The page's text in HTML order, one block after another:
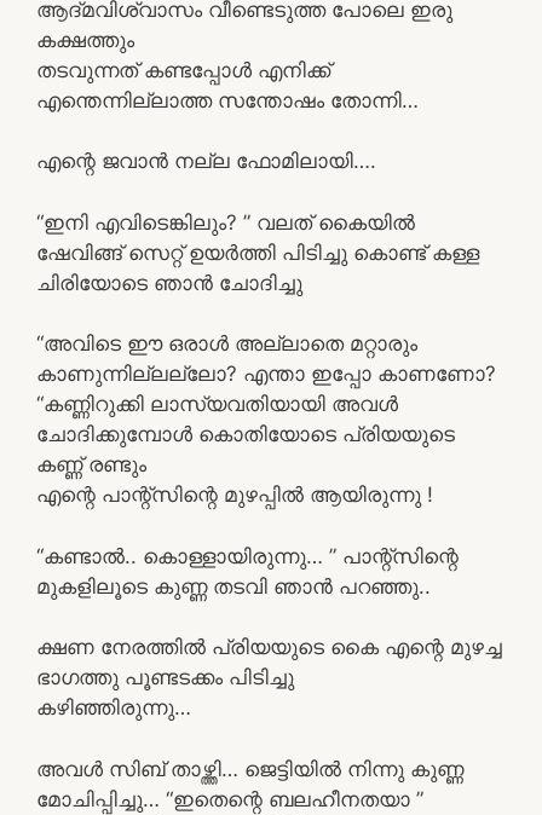
ആദ്മവിശ്വാസം വീണ്ടെടുത്ത പോലെ ഇരു
കക്ഷത്തും
തടവുന്നത് കണ്ടപ്പോൾ എനിക്ക്
എന്തെന്നില്ലാത്ത സന്തോഷം തോന്നി…
എന്റെ ജവാൻ നല്ല ഫോമിലായി….
“ഇനി എവിടെങ്കിലും? ” വലത് കൈയിൽ
ഷേവിങ്ങ് സെറ്റ് ഉയർത്തി പിടിച്ചു കൊണ്ട് കള്ള
ചിരിയോടെ ഞാൻ ചോദിച്ചു
“അവിടെ ഈ ഒരാൾ അല്ലാതെ മറ്റാരും
കാണുന്നില്ലല്ലോ? എന്താ ഇപ്പോ കാണണോ?
“കണ്ണിറുക്കി ലാസ്യവതിയായി അവൾ
ചോദിക്കുമ്പോൾ കൊതിയോടെ പ്രിയയുടെ
കണ്ണ് രണ്ടും
എന്റെ പാന്റ്സിന്റെ മുഴപ്പിൽ ആയിരുന്നു !
“കണ്ടാൽ.. കൊള്ളായിരുന്നു… ” പാന്റ്സിന്റെ
മുകളിലൂടെ കുണ്ണ തടവി ഞാൻ പറഞ്ഞു..
ക്ഷണ നേരത്തിൽ പ്രിയയുടെ കൈ എന്റെ മുഴച്ച
ഭാഗത്തു പൂണ്ടടക്കം പിടിച്ചു
കഴിഞ്ഞിരുന്നു…
അവൾ സിബ് താഴ്ത്തി… ജെട്ടിയിൽ നിന്നു കുണ്ണ
മോചിപ്പിച്ചു… “ഇതെന്റെ ബലഹീനതയാ ”